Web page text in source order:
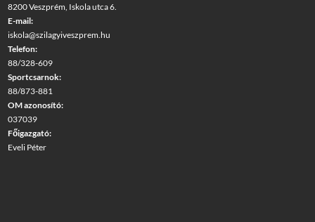
8200 Veszprém, Iskola utca 6.
E-mail:
iskola@szilagyiveszprem.hu
Telefon:
88/328-609
Sportcsarnok:
88/873-881
OM azonosító:
037039
Főigazgató:
Eveli Péter